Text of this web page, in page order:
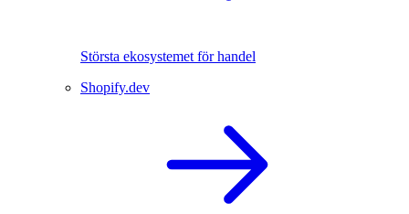
Största ekosystemet för handel
Shopify.dev